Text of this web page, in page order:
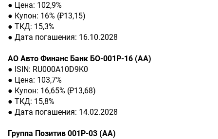
● Цена: 102,9%
● Купон: 16% (₽13,15)
● ТКД: 15,3%
● Дата погашения: 16.10.2028
АО Авто Финанс Банк БО-001Р-16 (АА)
● ISIN: RU000A10D9K0
● Цена: 103,7%
● Купон: 16,65% (₽13,68)
● ТКД: 15,8%
● Дата погашения: 14.02.2028
Группа Позитив 001Р-03 (АА)